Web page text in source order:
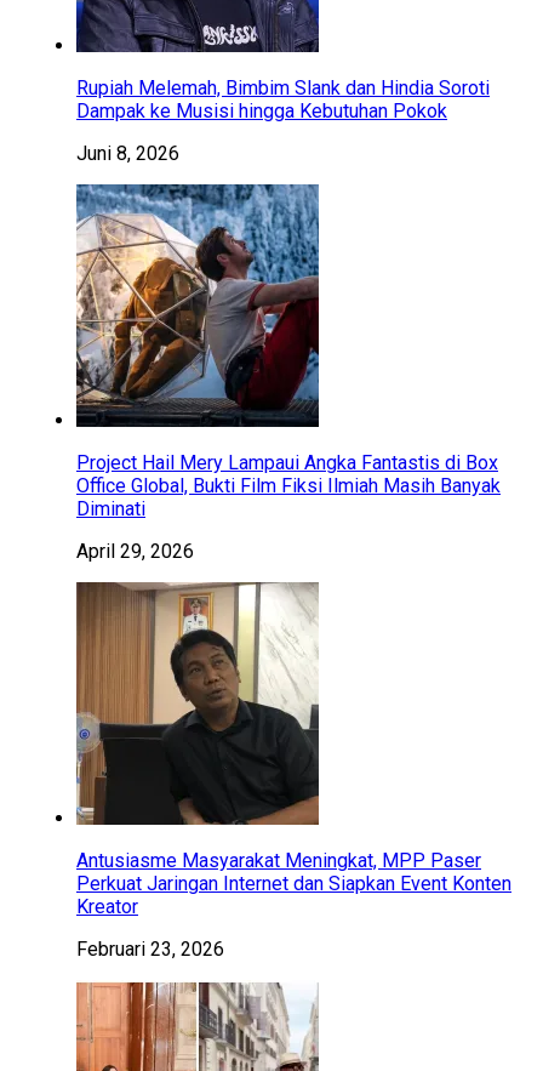
Rupiah Melemah, Bimbim Slank dan Hindia Soroti
Dampak ke Musisi hingga Kebutuhan Pokok
Juni 8, 2026
Project Hail Mery Lampaui Angka Fantastis di Box
Office Global, Bukti Film Fiksi Ilmiah Masih Banyak
Diminati
April 29, 2026
Antusiasme Masyarakat Meningkat, MPP Paser
Perkuat Jaringan Internet dan Siapkan Event Konten
Kreator
Februari 23, 2026